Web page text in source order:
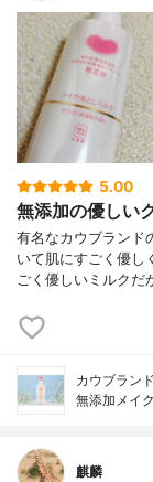
5.00
無添加の優しい
有名なカウブランド
いて肌にすごく優
ごく優しいミルクだ
カウブランド
無添加メイ
麒麟